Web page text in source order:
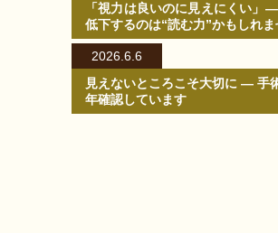
「視力は良いのに見えにくい」
低下するのは“読む力”かもしれ
2026.6.6
見えないところこそ大切に ― 手
年確認しています